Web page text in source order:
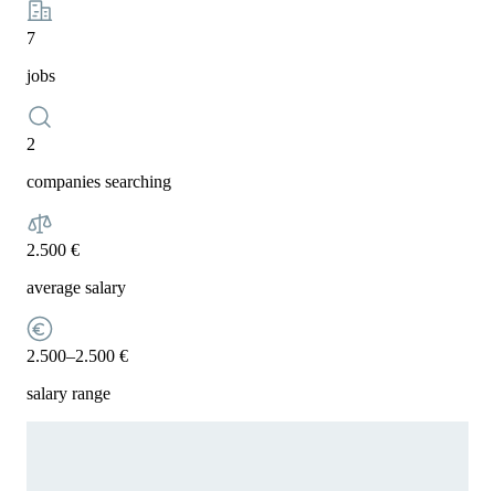
7
jobs
2
companies searching
2.500 €
average salary
2.500–2.500 €
salary range